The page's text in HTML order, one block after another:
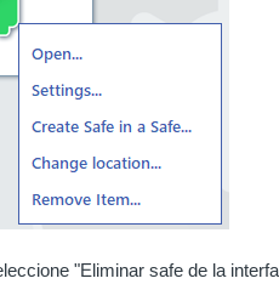
"Eliminar safe de la